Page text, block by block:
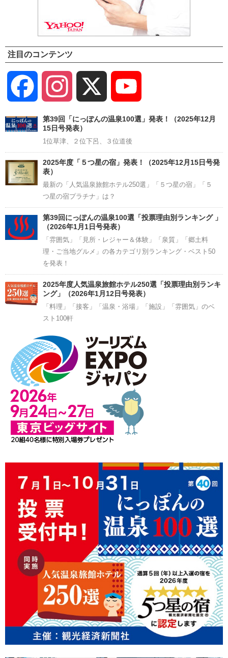
注目のコンテンツ
Facebook Instagram
Channel
第39回「にっぽんの温泉100選」発表！（2025年12月
15日号発表）
1位草津、２位下呂、３位道後
2025年度「５つ星の宿」発表！（2025年12月15日号発
表）
最新の「人気温泉旅館ホテル250選」「５つ星の宿」「５
つ星の宿プラチナ」は？
第39回にっぽんの温泉100選「投票理由別ランキング 」
（2026年1月1日号発表）
「雰囲気」「見所・レジャー＆体験」「泉質」「郷土料
理・ご当地グルメ」の各カテゴリ別ランキング・ベスト50
を発表！
2025年度人気温泉旅館ホテル250選「投票理由別ランキ
ング」（2026年1月12日号発表）
「料理」「接客」「温泉・浴場」「施設」「雰囲気」のベ
スト100軒